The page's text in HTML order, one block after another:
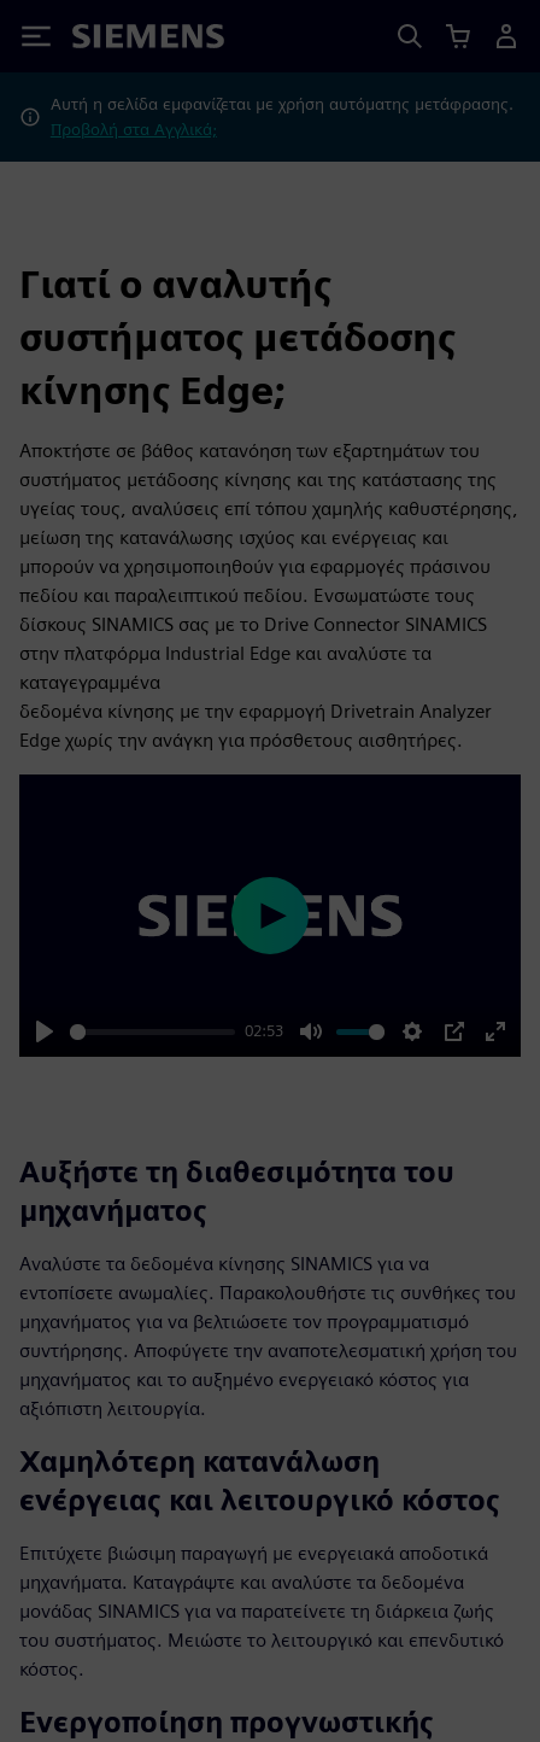
Siemens
Αυτή η σελίδα εμφανίζεται με χρήση αυτόματης μετάφρασης.
Προβολή στα Αγγλικά;
Γιατί ο αναλυτής
συστήματος μετάδοσης
κίνησης Edge;
Αποκτήστε σε βάθος κατανόηση των εξαρτημάτων του
συστήματος μετάδοσης κίνησης και της κατάστασης της
υγείας τους, αναλύσεις επί τόπου χαμηλής καθυστέρησης,
μείωση της κατανάλωσης ισχύος και ενέργειας και
μπορούν να χρησιμοποιηθούν για εφαρμογές πράσινου
πεδίου και παραλειπτικού πεδίου. Ενσωματώστε τους
δίσκους SINAMICS σας με το Drive Connector SINAMICS
στην πλατφόρμα Industrial Edge και αναλύστε τα
καταγεγραμμένα
δεδομένα κίνησης με την εφαρμογή Drivetrain Analyzer
Edge χωρίς την ανάγκη για πρόσθετους αισθητήρες.
Play
02:53
Mute Settings
PIP
Enter
Play
Αυξήστε τη διαθεσιμότητα του
μηχανήματος
Αναλύστε τα δεδομένα κίνησης SINAMICS για να
εντοπίσετε ανωμαλίες. Παρακολουθήστε τις συνθήκες του
μηχανήματος για να βελτιώσετε τον προγραμματισμό
συντήρησης. Αποφύγετε την αναποτελεσματική χρήση του
μηχανήματος και το αυξημένο ενεργειακό κόστος για
αξιόπιστη λειτουργία.
Χαμηλότερη κατανάλωση
ενέργειας και λειτουργικό κόστος
Επιτύχετε βιώσιμη παραγωγή με ενεργειακά αποδοτικά
μηχανήματα. Καταγράψτε και αναλύστε τα δεδομένα
μονάδας SINAMICS για να παρατείνετε τη διάρκεια ζωής
του συστήματος. Μειώστε το λειτουργικό και επενδυτικό
κόστος.
Ενεργοποίηση προγνωστικής